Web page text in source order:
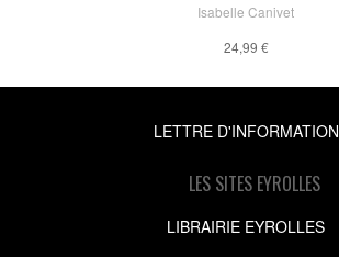
Isabelle Canivet
24,99 €
LETTRE D'INFORMATION
LES SITES EYROLLES
LIBRAIRIE EYROLLES